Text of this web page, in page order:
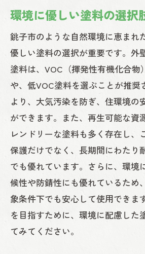
環境に優しい塗料の選択
銚子市のような自然環境に恵まれ
優しい塗料の選択が重要です。外
塗料は、VOC（揮発性有機化合物
や、低VOC塗料を選ぶことが推奨
より、大気汚染を防ぎ、住環境の
ができます。また、再生可能な資
レンドリーな塗料も多く存在し、
保護だけでなく、長期間にわたり
でも優れています。さらに、環境
候性や防錆性にも優れているため
象条件下でも安心して使用できま
を目指すために、環境に配慮した
てみてください。